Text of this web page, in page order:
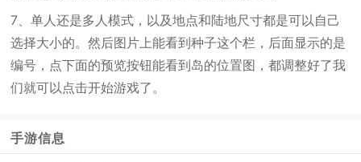
7、单人还是多人模式，以及地点和陆地尺寸都是可以自己
选择大小的。然后图片上能看到种子这个栏，后面显示的是
编号，点下面的预览按钮能看到岛的位置图，都调整好了我
们就可以点击开始游戏了。
手游信息